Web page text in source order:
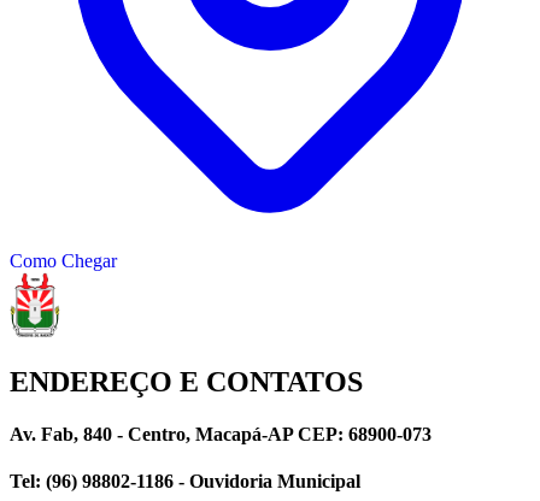
Como Chegar
ENDEREÇO E CONTATOS
Av. Fab, 840 - Centro, Macapá-AP CEP: 68900-073
Tel: (96) 98802-1186 - Ouvidoria Municipal